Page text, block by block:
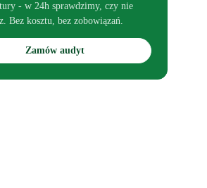
- w 24h sprawdzimy, czy nie
Bez kosztu, bez zobowiązań.
Zamów audyt